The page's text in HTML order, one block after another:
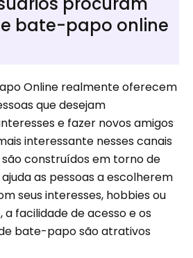
bate-papo online
Online realmente oferecem
que desejam
e fazer novos amigos
interessante nesses canais
são construídos em torno de
as pessoas a escolherem
seus interesses, hobbies ou
a facilidade de acesso e os
bate-papo são atrativos